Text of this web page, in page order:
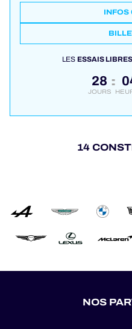
INFOS
LESESSAIS
28
JOURS
:
14
NOS